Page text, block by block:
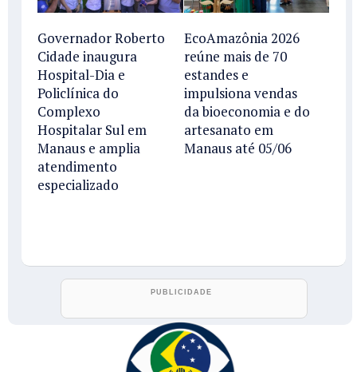
Governador Roberto
Cidade inaugura
Hospital-Dia e
Policlínica do
Complexo
Hospitalar Sul em
Manaus e amplia
atendimento
especializado
EcoAmazônia 2026
reúne mais de 70
estandes e
impulsiona vendas
da bioeconomia e do
artesanato em
Manaus até 05/06